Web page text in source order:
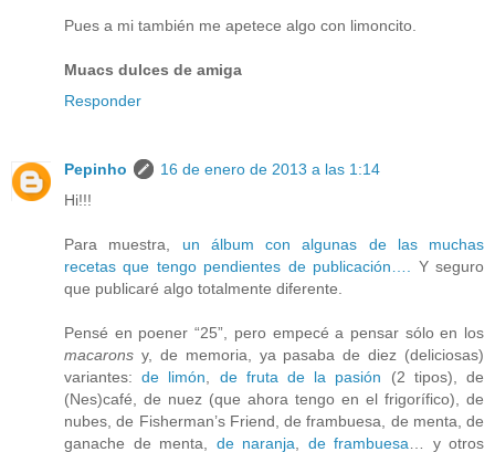
Pues a mi también me apetece algo con limoncito.
Muacs dulces de amiga
Responder
Pepinho
16 de enero de 2013 a las 1:14
Hi!!!
Para muestra, un álbum con algunas de las muchas
recetas que tengo pendientes de publicación…. Y seguro
que publicaré algo totalmente diferente.
Pensé en poener “25”, pero empecé a pensar sólo en los
macarons y, de memoria, ya pasaba de diez (deliciosas)
variantes:de limón, de fruta de la pasión (2 tipos), de
(Nes)café, de nuez (que ahora tengo en el frigorífico), de
nubes, de Fisherman’s Friend, de frambuesa, de menta, de
ganache de menta, de naranja, de frambuesa… y otros